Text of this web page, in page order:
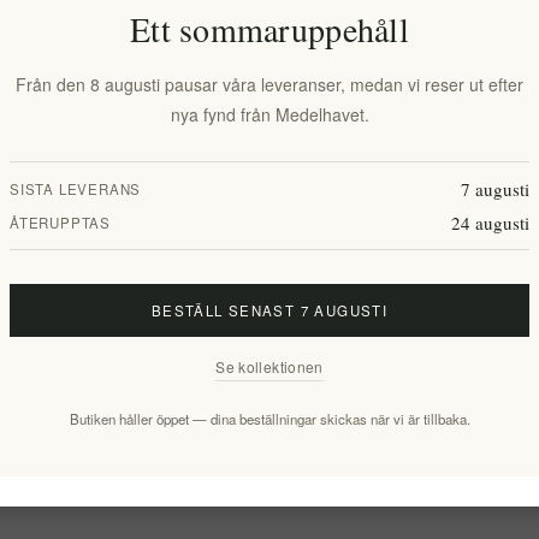
Lägg i önskelistan
Overview Reviews Contact Us
du säkert att överraska dina medmiddagar! Med kondenserad
Ett sommaruppehåll
Från den 8 augusti pausar våra leveranser, medan vi reser ut efter
nya fynd från Medelhavet.
SISTA LEVERANS 7 augusti
ÅTERUPPTAS 24 augusti
BESTÄLL SENAST 7 AUGUSTI
Se kollektionen
Butiken håller öppet — dina beställningar skickas när vi är tillbaka.